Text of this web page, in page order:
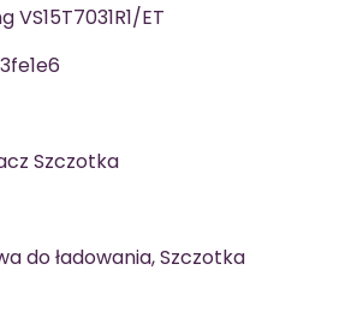
VS15T7031R1/ET
Szczotka
do ładowania, Szczotka